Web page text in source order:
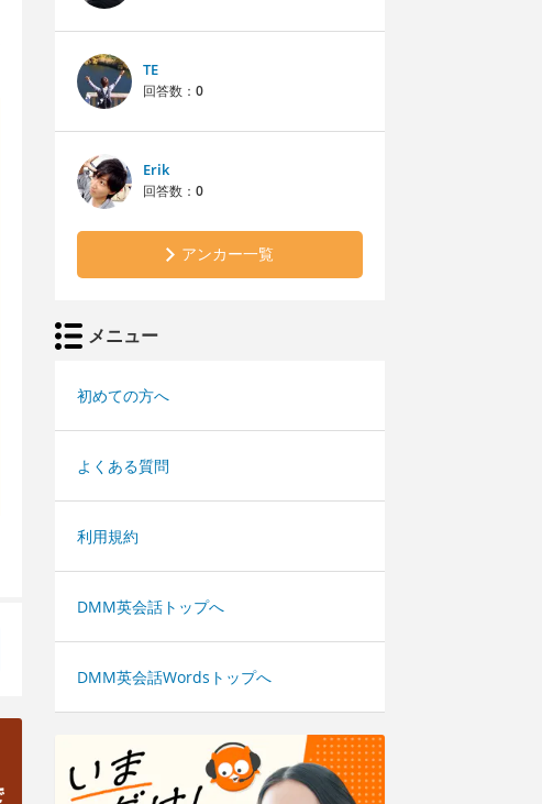
TE
回答数： 0
Erik
回答数： 0
アンカー一覧
メニュー
初めての方へ
よくある質問
利用規約
DMM英会話トップへ
DMM英会話Wordsトップへ